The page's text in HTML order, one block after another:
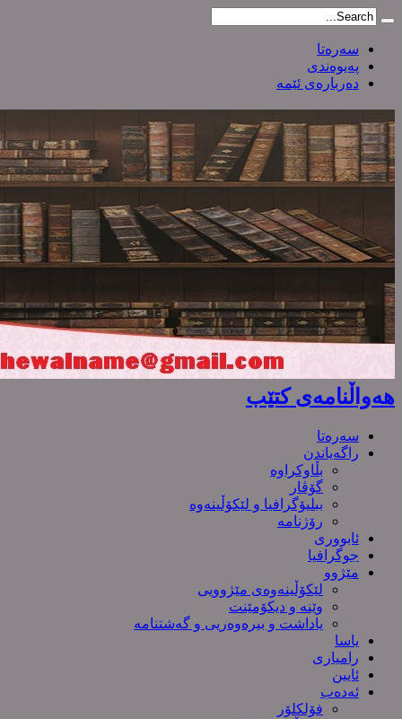
سەرەتا
پەیوەندی
دەربارەی ئێمە
هەواڵنامەی کتێب
سەرەتا
راگەیاندن
بڵاوکراوە
گۆڤار
ببلیۆگرافیا و لێکۆڵینەوە
رۆژنامە
ئابووری
جوگرافیا
مێژوو
لێکۆڵینەوەی مێژوویی
وێنە و دیکۆمێنت
یاداشت و بیره‌وه‌ریی و گەشتنامە
یاسا
رامیاری
ئایین
ئەدەب
فۆلکلۆر